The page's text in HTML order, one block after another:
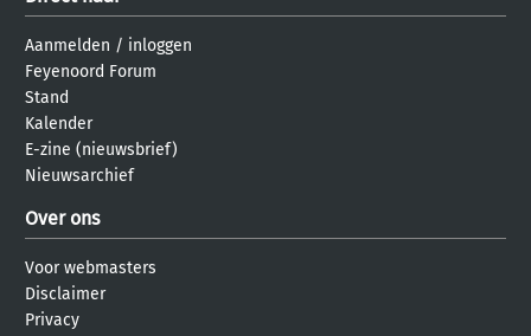
Aanmelden / inloggen
Feyenoord Forum
Stand
Kalender
E-zine (nieuwsbrief)
Nieuwsarchief
Over ons
Voor webmasters
Disclaimer
Privacy